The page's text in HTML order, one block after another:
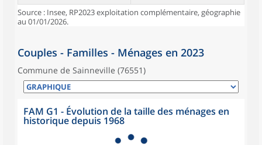
Source : Insee, RP2023 exploitation complémentaire, géographie
au 01/01/2026.
Couples - Familles - Ménages en 2023
Commune de Sainneville (76551)
FAM G1 - Évolution de la taille des ménages en
historique depuis 1968